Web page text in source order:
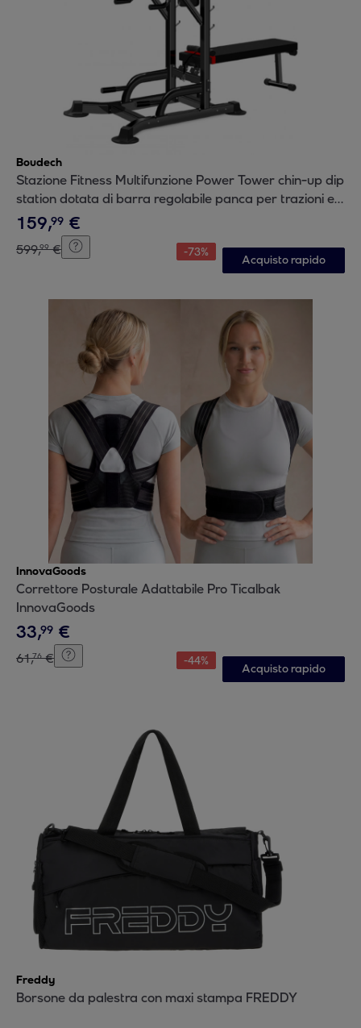
Boudech
Stazione Fitness Multifunzione Power Tower chin-up dip
station dotata di barra regolabile panca per trazioni e
addominali
159,99 €
599,99 € -73%
Acquisto rapido
InnovaGoods
Correttore Posturale Adattabile Pro Ticalbak
InnovaGoods
33,99 €
61,76 € -44%
Acquisto rapido
Freddy
Borsone da palestra con maxi stampa FREDDY